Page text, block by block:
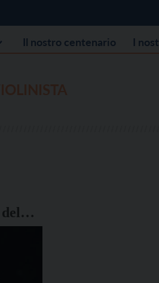
Il nostro centenario I